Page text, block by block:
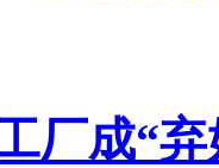
厂成“弃